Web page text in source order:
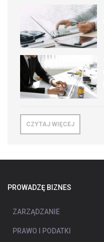
CZYTAJ WIĘCEJ
PROWADZĘ BIZNES
ZARZĄDZANIE
PRAWO I PODATKI